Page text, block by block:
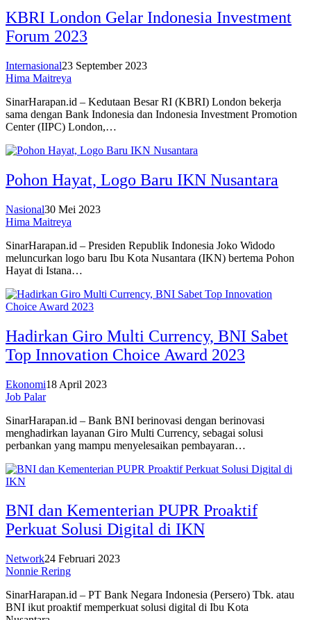
KBRI London Gelar Indonesia Investment
Forum 2023
Internasional23 September 2023
Hima Maitreya
SinarHarapan.id – Kedutaan Besar RI (KBRI) London bekerja
sama dengan Bank Indonesia dan Indonesia Investment Promotion
Center (IIPC) London,…
Pohon Hayat, Logo Baru IKN Nusantara
Nasional30 Mei 2023
Hima Maitreya
SinarHarapan.id – Presiden Republik Indonesia Joko Widodo
meluncurkan logo baru Ibu Kota Nusantara (IKN) bertema Pohon
Hayat di Istana…
Hadirkan Giro Multi Currency, BNI Sabet
Top Innovation Choice Award 2023
Ekonomi18 April 2023
Job Palar
SinarHarapan.id – Bank BNI berinovasi dengan berinovasi
menghadirkan layanan Giro Multi Currency, sebagai solusi
perbankan yang mampu menyelesaikan pembayaran…
BNI dan Kementerian PUPR Proaktif
Perkuat Solusi Digital di IKN
Network24 Februari 2023
Nonnie Rering
SinarHarapan.id – PT Bank Negara Indonesia (Persero) Tbk. atau
BNI ikut proaktif memperkuat solusi digital di Ibu Kota